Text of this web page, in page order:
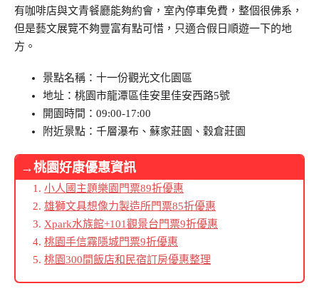
有咖啡店與文青餐廳能夠約會，室內停車免費，整個很佛系，
但是藝文展覽不夠豐富有點可惜，只適合假日順遊一下的地
方。
景點名稱：十一份觀光文化園區
地址：桃園市龍潭區佳安里佳安西路5號
開園時間：09:00-17:00
附近景點：千層瀑布、蘇家莊園、穀倉莊園
→桃園好康優惠資訊
小人國主題樂園門票89折優惠
雄獅文具想像力製造所門票85折優惠
Xpark水族館+101觀景台門票9折優惠
桃園手信霧隱城門票9折優惠
桃園300間飯店和民宿訂房優惠整理